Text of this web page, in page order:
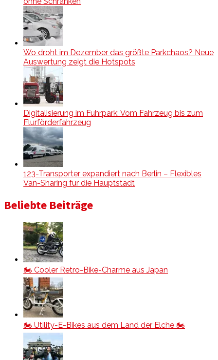
Wo droht im Dezember das größte Parkchaos? Neue
Auswertung zeigt die Hotspots
Digitalisierung im Fuhrpark: Vom Fahrzeug bis zum
Flurförderfahrzeug
123-Transporter expandiert nach Berlin – Flexibles
Van-Sharing für die Hauptstadt
Beliebte Beiträge
🏍️ Cooler Retro-Bike-Charme aus Japan
🏍️ Utility-E-Bikes aus dem Land der Elche 🏍️